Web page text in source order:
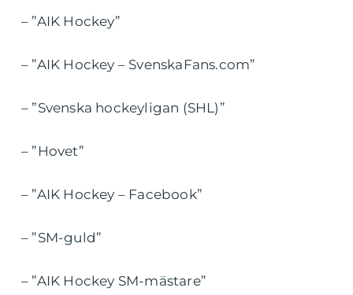
– ”AIK Hockey”
– ”AIK Hockey – SvenskaFans.com”
– ”Svenska hockeyligan (SHL)”
– ”Hovet”
– ”AIK Hockey – Facebook”
– ”SM-guld”
– ”AIK Hockey SM-mästare”